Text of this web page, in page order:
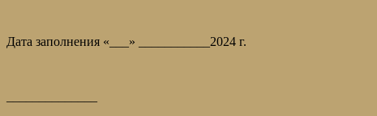
Дата заполнения «___» ___________2024 г.